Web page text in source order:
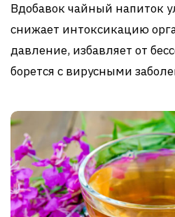
Вдобавок чайный напиток
снижает интоксикацию
давление, избавляет от
борется с вирусными